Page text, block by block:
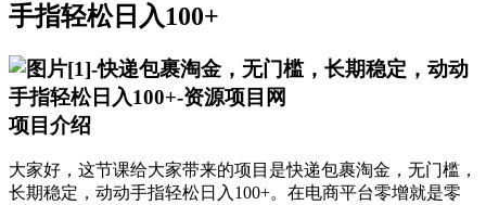
手指轻松日入100+
项目介绍
大家好，这节课给大家带来的项目是快递包裹淘金，无门槛，
长期稳定，动动手指轻松日入100+。在电商平台零增就是零